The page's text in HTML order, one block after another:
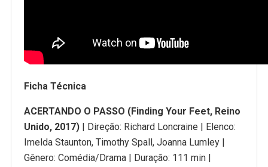
Ficha Técnica
ACERTANDO O PASSO (Finding Your Feet, Reino
Unido, 2017) | Direção: Richard Loncraine | Elenco:
Imelda Staunton, Timothy Spall, Joanna Lumley |
Gênero: Comédia/Drama | Duração: 111 min |